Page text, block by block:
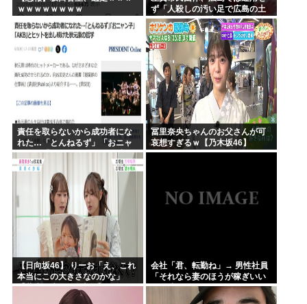
ｗｗｗｗｗｗｗｗ
ず「人殺しの汚い足で広島の土
を踏むな！」→広島県民「お前
らの方が汚いんじゃ！」「ワシ
らが広島県民じゃ」
責任を取らないから成功者にな
れた…「とんねるず」「おニャ
ン子」「AKB」とヒットを出し
続けた秋元康の哲学！！！
冨里奈央ちゃんのお父さんが可
哀想すぎるｗ【乃木坂46】
【日向坂46】 りーお「え、これ
本当にこの大きさなのかな」
【藤嶌果歩 1st写真集】
会社「君、転勤ね」→ 男性社員
「それなら妻のほうが稼ぎいい
んで辞めます」⇒ 結果・・・